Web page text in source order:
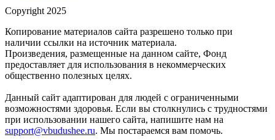
Copyright 2025
Копирование материалов сайта разрешено только при
наличии ссылки на источник материала.
Произведения, размещенные на данном сайте, Фонд
предоставляет для использования в некоммерческих
общественно полезных целях.
Данный сайт адаптирован для людей с ограниченными
возможностями здоровья. Если вы столкнулись с трудностями
при использовании нашего сайта, напишите нам на
support@vbudushee.ru. Мы постараемся вам помочь.